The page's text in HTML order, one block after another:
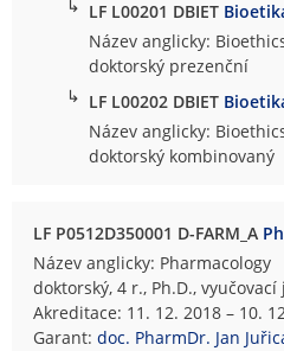
↳ LF L00201 DBIET
Název anglicky:
doktorský prezenční
↳ LF L00202 DBIET
Název anglicky:
doktorský kombinovaný
LF P0512D350001 D-FARM_A
Název anglicky: Pharmacology
doktorský, 4 r., Ph.D.,
Akreditace: 11. 12. 2018 – 10.
Garant:doc. PharmDr. Jan